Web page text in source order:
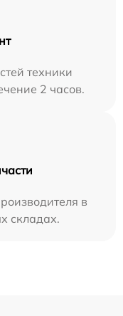
техники
2 часов.
в
складах.